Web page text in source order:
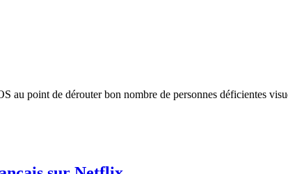
au point de dérouter bon nombre de personnes déficientes